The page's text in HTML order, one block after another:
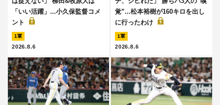
「いい活躍」...小久保監督コメ
ント
1軍
2026.8.6
覚”...松本裕樹が160キロを出し
に行ったわけ
1軍
2026.8.6